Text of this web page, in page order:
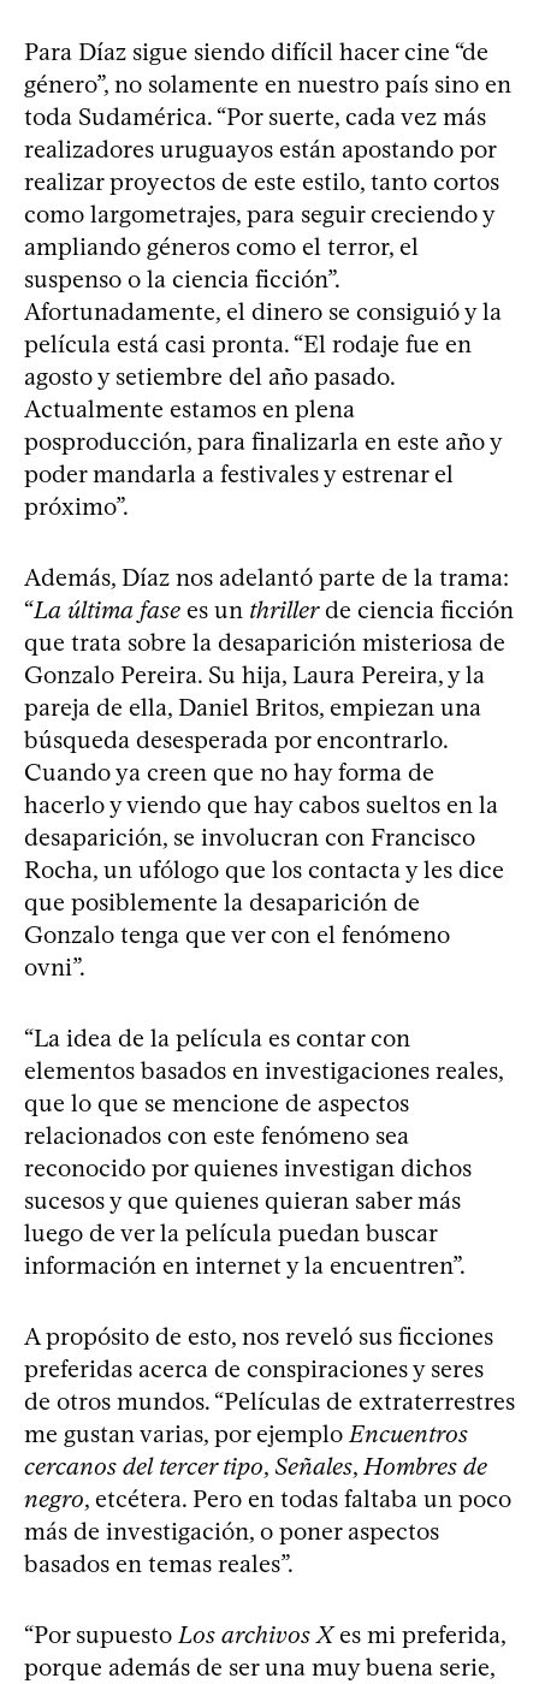
Para Díaz sigue siendo difícil hacer cine “de
género”, no solamente en nuestro país sino en
toda Sudamérica. “Por suerte, cada vez más
realizadores uruguayos están apostando por
realizar proyectos de este estilo, tanto cortos
como largometrajes, para seguir creciendo y
ampliando géneros como el terror, el
suspenso o la ciencia ficción”.
Afortunadamente, el dinero se consiguió y la
película está casi pronta. “El rodaje fue en
agosto y setiembre del año pasado.
Actualmente estamos en plena
posproducción, para finalizarla en este año y
poder mandarla a festivales y estrenar el
próximo”.
Además, Díaz nos adelantó parte de la trama:
“La última fase es un thrillerde ciencia ficción
que trata sobre la desaparición misteriosa de
Gonzalo Pereira. Su hija, Laura Pereira, y la
pareja de ella, Daniel Britos, empiezan una
búsqueda desesperada por encontrarlo.
Cuando ya creen que no hay forma de
hacerlo y viendo que hay cabos sueltos en la
desaparición, se involucran con Francisco
Rocha, un ufólogo que los contacta y les dice
que posiblemente la desaparición de
Gonzalo tenga que ver con el fenómeno
ovni”.
“La idea de la película es contar con
elementos basados en investigaciones reales,
que lo que se mencione de aspectos
relacionados con este fenómeno sea
reconocido por quienes investigan dichos
sucesos y que quienes quieran saber más
luego de ver la película puedan buscar
información en internet y la encuentren”.
A propósito de esto, nos reveló sus ficciones
preferidas acerca de conspiraciones y seres
de otros mundos. “Películas de extraterrestres
me gustan varias, por ejemploEncuentros
cercanos del tercer tipo, Señales,Hombres de
negro, etcétera. Pero en todas faltaba un poco
más de investigación, o poner aspectos
basados en temas reales”.
“Por supuestoLos archivos Xes mi preferida,
porque además de ser una muy buena serie,